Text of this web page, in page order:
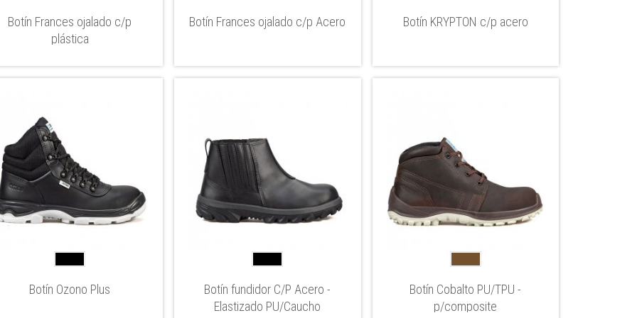
Botín Frances ojalado c/p
plástica
Botín Frances ojalado c/p Acero Botín KRYPTON c/p acero
Botín Ozono Plus
Botín fundidor C/P Acero -
Elastizado PU/Caucho
Botín Cobalto PU/TPU -
p/composite